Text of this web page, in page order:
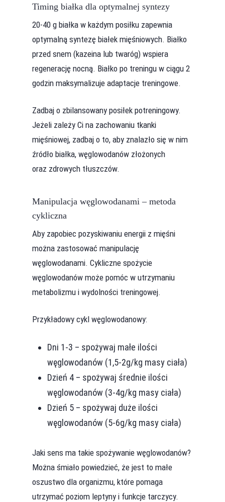
Timing białka dla optymalnej syntezy
20-40 g białka w każdym posiłku zapewnia
optymalną syntezę białek mięśniowych. Białko
przed snem (kazeina lub twaróg) wspiera
regenerację nocną. Białko po treningu w ciągu 2
godzin maksymalizuje adaptacje treningowe.
Zadbaj o zbilansowany posiłek potreningowy.
Jeżeli zależy Ci na zachowaniu tkanki
mięśniowej, zadbaj o to, aby znalazło się w nim
źródło białka, węglowodanów złożonych
oraz zdrowych tłuszczów.
Manipulacja węglowodanami – metoda
cykliczna
Aby zapobiec pozyskiwaniu energii z mięśni
można zastosować manipulację
węglowodanami. Cykliczne spożycie
węglowodanów może pomóc w utrzymaniu
metabolizmu i wydolności treningowej.
Przykładowy cykl węglowodanowy:
Dni 1-3 – spożywaj małe ilości
węglowodanów (1,5-2g/kg masy ciała)
Dzień 4 – spożywaj średnie ilości
węglowodanów (3-4g/kg masy ciała)
Dzień 5 – spożywaj duże ilości
węglowodanów (5-6g/kg masy ciała)
Jaki sens ma takie spożywanie węglowodanów?
Można śmiało powiedzieć, że jest to małe
oszustwo dla organizmu, które pomaga
utrzymać poziom leptyny i funkcje tarczycy.